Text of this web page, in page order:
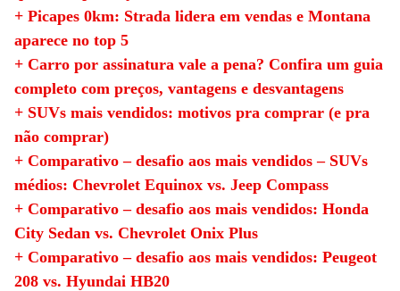
+ Picapes 0km: Strada lidera em vendas e Montana
aparece no top 5
+ Carro por assinatura vale a pena? Confira um guia
completo com preços, vantagens e desvantagens
+ SUVs mais vendidos: motivos pra comprar (e pra
não comprar)
+ Comparativo – desafio aos mais vendidos – SUVs
médios: Chevrolet Equinox vs. Jeep Compass
+ Comparativo – desafio aos mais vendidos: Honda
City Sedan vs. Chevrolet Onix Plus
+ Comparativo – desafio aos mais vendidos: Peugeot
208 vs. Hyundai HB20